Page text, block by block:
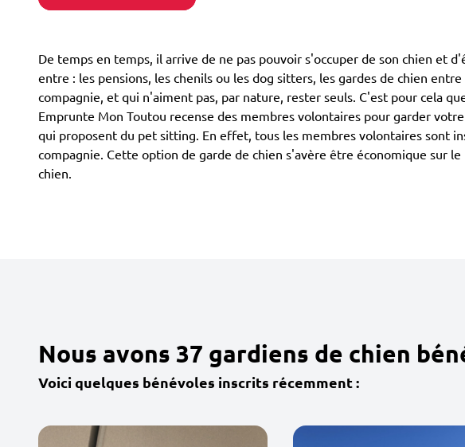
De temps en temps, il arrive de ne pas pouvoir s'occuper de son chien et
entre : les pensions, les chenils ou les dog sitters, les gardes de chien
compagnie, et qui n'aiment pas, par nature, rester seuls. C'est pour cela
Emprunte Mon Toutou recense des membres volontaires pour garder
qui proposent du pet sitting. En effet, tous les membres volontaires sont
compagnie. Cette option de garde de chien s'avère être économique sur
chien.
Nous avons 37 gardiens de chien
Voici quelques bénévoles inscrits récemment :